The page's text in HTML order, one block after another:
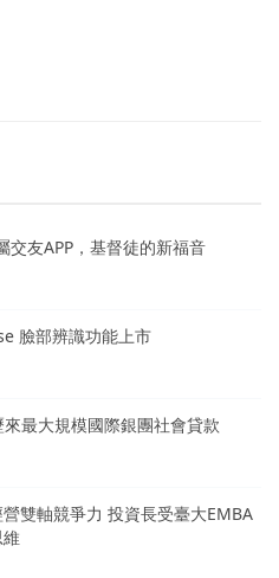
交友APP，基督徒的新福音
臉部辨識功能上市
最大規模國際銀團社會貸款
雙軸競爭力 投資長受臺大EMBA